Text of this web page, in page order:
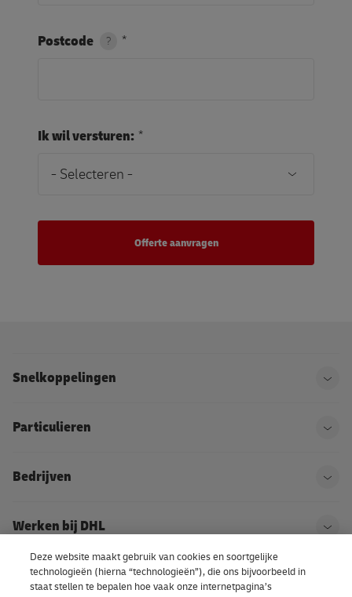
Postcode ?
Ik wil versturen:
Snelkoppelingen
Particulieren
Bedrijven
Werken bij DHL
Over DHL
Deze website maakt gebruik van cookies en soortgelijke
technologieën (hierna “technologieën”), die ons bijvoorbeeld in
staat stellen te bepalen hoe vaak onze internetpagina’s